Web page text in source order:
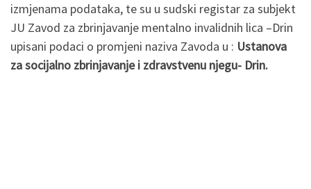
izmjenama podataka, te su u sudski registar za subjekt
JU Zavod za zbrinjavanje mentalno invalidnih lica –Drin
upisani podaci o promjeni naziva Zavoda u : Ustanova
za socijalno zbrinjavanje i zdravstvenu njegu- Drin.